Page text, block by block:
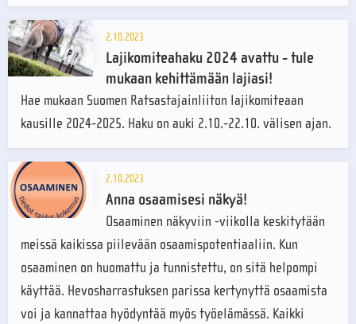
2.10.2023
Lajikomiteahaku 2024 avattu - tule
mukaan kehittämään lajiasi!
Hae mukaan Suomen Ratsastajainliiton lajikomiteaan
kausille 2024-2025. Haku on auki 2.10.-22.10. välisen ajan.
2.10.2023
Anna osaamisesi näkyä!
Osaaminen näkyviin -viikolla keskitytään
meissä kaikissa piilevään osaamispotentiaaliin. Kun
osaaminen on huomattu ja tunnistettu, on sitä helpompi
käyttää. Hevosharrastuksen parissa kertynyttä osaamista
voi ja kannattaa hyödyntää myös työelämässä. Kaikki